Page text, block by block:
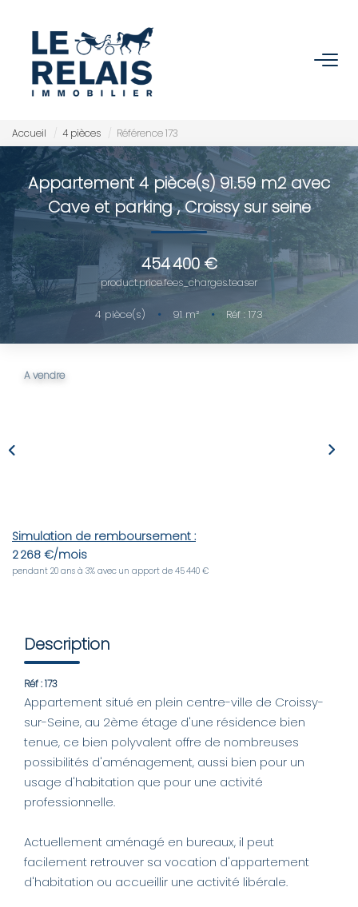
ACHETER
Nos Biens
Nos Services
VENDRE/ESTIMER
Estimer
Nos Références
Nos Services
ENTREPRISES
AGENCE
CONTACT
Accueil 4 pièces Référence 173
Appartement 4 pièce(s) 91.59 m2 avec
Cave et parking,Croissy sur seine
454 400 €
product.price.fees_charges.teaser
4 pièce(s) • 91 m² • Réf : 173
A vendre
Simulation de remboursement :
2 268 €/mois
pendant 20 ans à 3% avec un apport de 45 440 €
Description
Réf : 173
Appartement situé en plein centre-ville de Croissy-
sur-Seine, au 2ème étage d'une résidence bien
tenue, ce bien polyvalent offre de nombreuses
possibilités d'aménagement, aussi bien pour un
usage d'habitation que pour une activité
professionnelle.
Actuellement aménagé en bureaux, il peut
facilement retrouver sa vocation d'appartement
d'habitation ou accueillir une activité libérale.